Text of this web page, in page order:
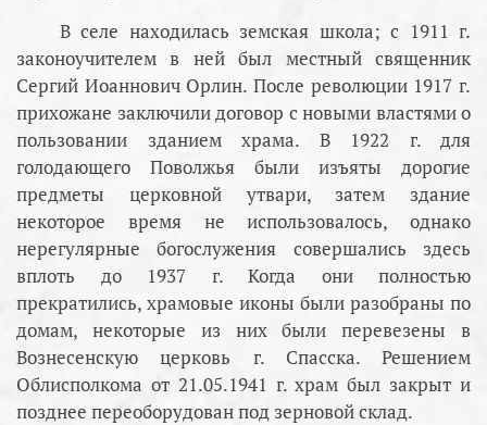
В селе находилась земская школа; с 1911 г.
законоучителем в ней был местный священник
Сергий Иоаннович Орлин. После революции 1917 г.
прихожане заключили договор с новыми властями о
пользовании зданием храма. В 1922 г. для
голодающего Поволжья были изъяты дорогие
предметы церковной утвари, затем здание
некоторое время не использовалось, однако
нерегулярные богослужения совершались здесь
вплоть до 1937 г. Когда они полностью
прекратились, храмовые иконы были разобраны по
домам, некоторые из них были перевезены в
Вознесенскую церковь г. Спасска. Решением
Облисполкома от 21.05.1941 г. храм был закрыт и
позднее переоборудован под зерновой склад.